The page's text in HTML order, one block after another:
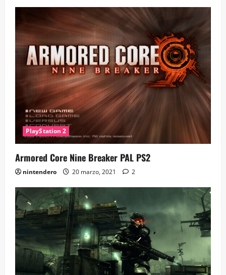
PlayStation 2
Armored Core Nine Breaker PAL PS2
nintendero 20 marzo, 2021 2